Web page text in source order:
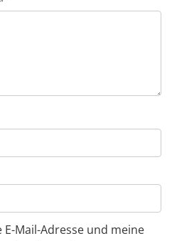
Mail-Adresse und meine